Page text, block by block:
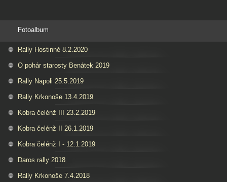
Fotoalbum
Rally Hostinné 8.2.2020
O pohár starosty Benátek 2019
Rally Napoli 25.5.2019
Rally Krkonoše 13.4.2019
Kobra čelénž III 23.2.2019
Kobra čelénž II 26.1.2019
Kobra čelénž I - 12.1.2019
Daros rally 2018
Rally Krkonoše 7.4.2018